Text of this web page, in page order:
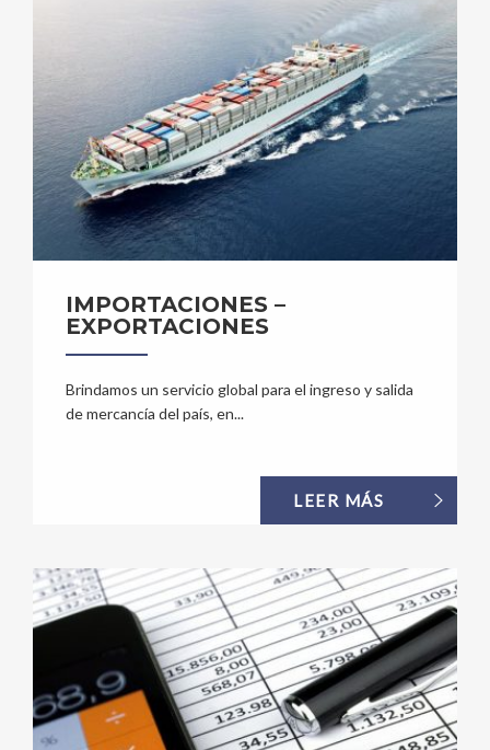
IMPORTACIONES –
EXPORTACIONES
Brindamos un servicio global para el ingreso y salida
de mercancía del país, en...
LEER MÁS